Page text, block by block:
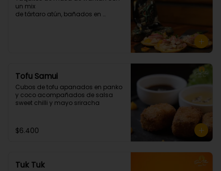
un mix
de tártaro atún, bañados en
Tofu Samui
Cubos de tofu apanados en panko
y coco acompañados de salsa
sweet chilli y mayo sriracha
$6.400
Tuk Tuk